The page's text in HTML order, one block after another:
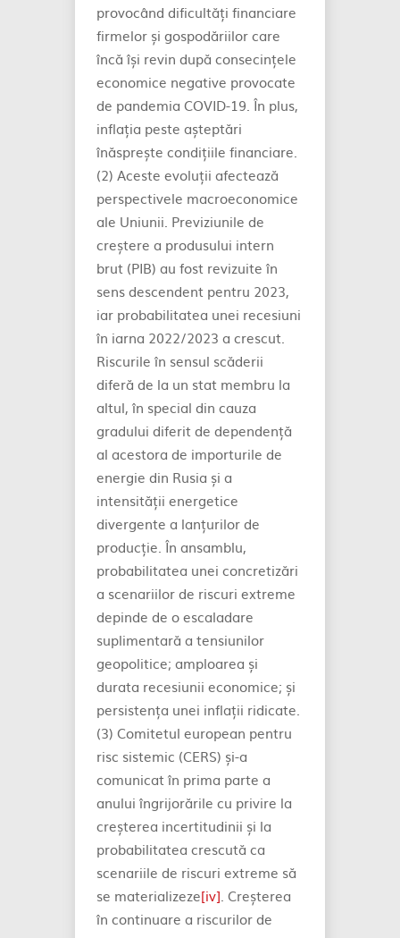
provocând dificultăți financiare
firmelor și gospodăriilor care
încă își revin după consecințele
economice negative provocate
de pandemia COVID-19. În plus,
inflația peste așteptări
înăsprește condițiile financiare.
(2) Aceste evoluții afectează
perspectivele macroeconomice
ale Uniunii. Previziunile de
creștere a produsului intern
brut (PIB) au fost revizuite în
sens descendent pentru 2023,
iar probabilitatea unei recesiuni
în iarna 2022/2023 a crescut.
Riscurile în sensul scăderii
diferă de la un stat membru la
altul, în special din cauza
gradului diferit de dependență
al acestora de importurile de
energie din Rusia și a
intensității energetice
divergente a lanțurilor de
producție. În ansamblu,
probabilitatea unei concretizări
a scenariilor de riscuri extreme
depinde de o escaladare
suplimentară a tensiunilor
geopolitice; amploarea și
durata recesiunii economice; și
persistența unei inflații ridicate.
(3) Comitetul european pentru
risc sistemic (CERS) și-a
comunicat în prima parte a
anului îngrijorările cu privire la
creșterea incertitudinii și la
probabilitatea crescută ca
scenariile de riscuri extreme să
se materializeze[iv]. Creșterea
în continuare a riscurilor de